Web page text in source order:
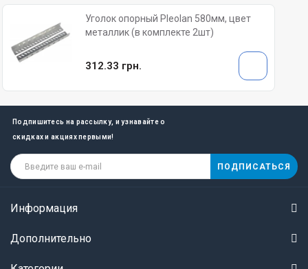
Уголок опорный Pleolan 580мм, цвет
металлик (в комплекте 2шт)
312.33 грн.
Подпишитесь на рассылку, и узнавайте о
скидках и акциях первыми!
ПОДПИСАТЬСЯ
Информация
Дополнительно